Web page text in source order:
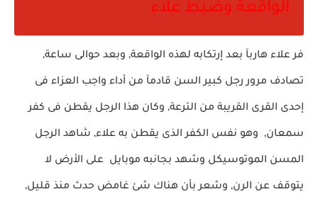
الواقعة وضبط علاء
فر علاء هاربآ بعد إرتكابه لهذه الواقعة, وبعد حوالى ساعة,
تصادف مرور رجل كبير السن قادمآ من أداء واجب العزاء فى
إحدى القرى القريبة من الترعة, وكان هذا الرجل يقطن فى كفر
سمعان, وهو نفس الكفر الذى يقطن به علاء, شاهد الرجل
المسن الموتوسيكل وشهد بجانبه موبايل على الأرض لا
يتوقف عن الرن, وشعر بأن هناك شئ غامض حدث منذ قليل,